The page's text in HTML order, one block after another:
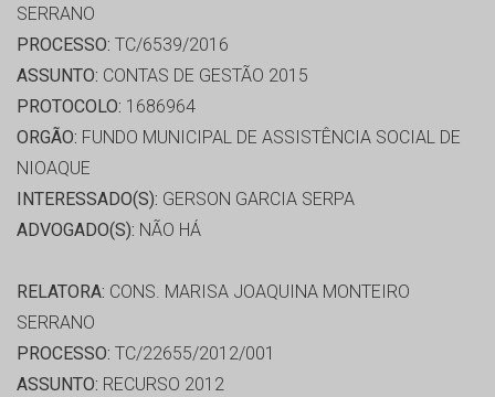
SERRANO
PROCESSO: TC/6539/2016
ASSUNTO: CONTAS DE GESTÃO 2015
PROTOCOLO: 1686964
ORGÃO: FUNDO MUNICIPAL DE ASSISTÊNCIA SOCIAL DE
NIOAQUE
INTERESSADO(S): GERSON GARCIA SERPA
ADVOGADO(S): NÃO HÁ
RELATORA: CONS. MARISA JOAQUINA MONTEIRO
SERRANO
PROCESSO: TC/22655/2012/001
ASSUNTO: RECURSO 2012